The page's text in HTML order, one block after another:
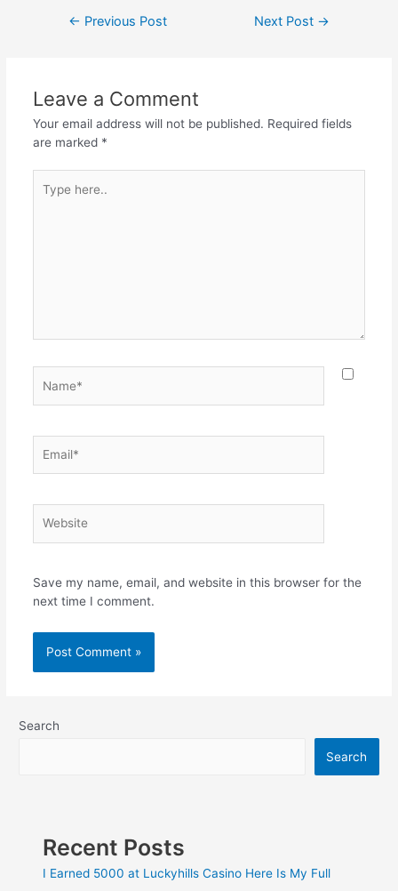
← Previous Post Next Post →
Leave a Comment
Your email address will not be published. Required fields
are marked *
Save my name, email, and website in this browser for the
next time I comment.
Search
Search
Recent Posts
I Earned 5000 at Luckyhills Casino Here Is My Full